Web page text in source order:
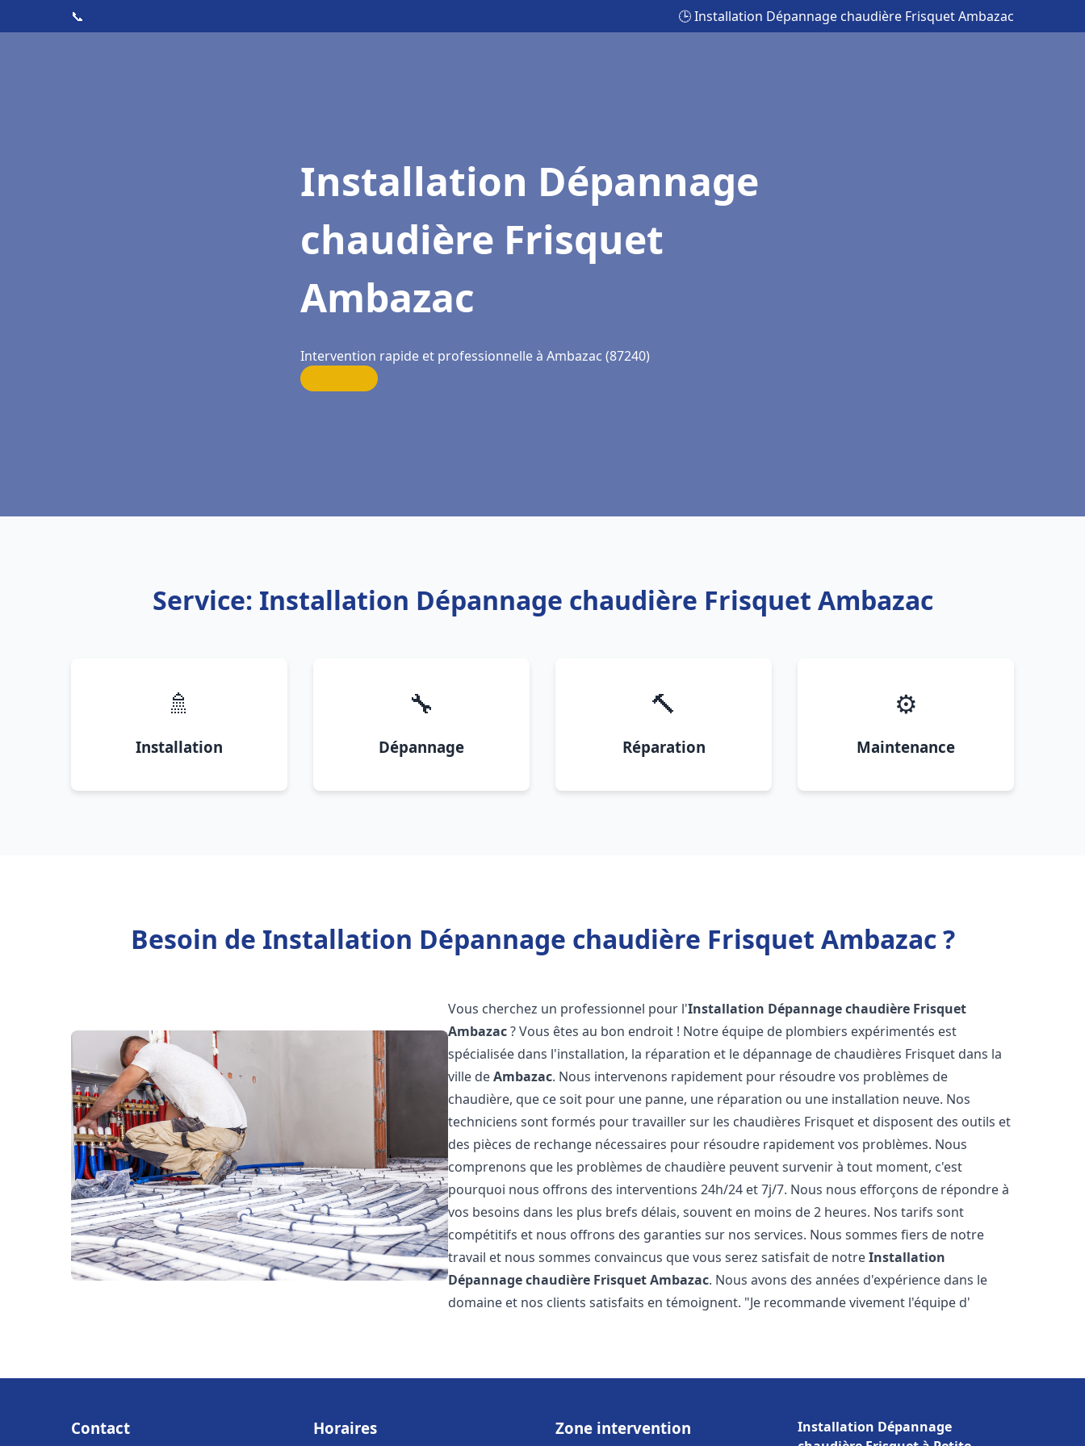
📞 🕒 Installation Dépannage chaudière Frisquet Ambazac
Installation Dépannage
chaudière Frisquet
Ambazac
Intervention rapide et professionnelle à Ambazac (87240)
Service: Installation Dépannage chaudière Frisquet Ambazac
🚿
Installation
🔧
Dépannage
🔨
Réparation
⚙️
Maintenance
Besoin de Installation Dépannage chaudière Frisquet Ambazac ?
Vous cherchez un professionnel pour l'Installation Dépannage chaudière Frisquet
Ambazac? Vous êtes au bon endroit ! Notre équipe de plombiers expérimentés est
spécialisée dans l'installation, la réparation et le dépannage de chaudières Frisquet dans la
ville deAmbazac. Nous intervenons rapidement pour résoudre vos problèmes de
chaudière, que ce soit pour une panne, une réparation ou une installation neuve. Nos
techniciens sont formés pour travailler sur les chaudières Frisquet et disposent des outils et
des pièces de rechange nécessaires pour résoudre rapidement vos problèmes. Nous
comprenons que les problèmes de chaudière peuvent survenir à tout moment, c'est
pourquoi nous offrons des interventions 24h/24 et 7j/7. Nous nous efforçons de répondre à
vos besoins dans les plus brefs délais, souvent en moins de 2 heures. Nos tarifs sont
compétitifs et nous offrons des garanties sur nos services. Nous sommes fiers de notre
travail et nous sommes convaincus que vous serez satisfait de notreInstallation
Dépannage chaudière FrisquetAmbazac. Nous avons des années d'expérience dans le
domaine et nos clients satisfaits en témoignent. "Je recommande vivement l'équipe d'
Contact Horaires Zone intervention
Installation Dépannage